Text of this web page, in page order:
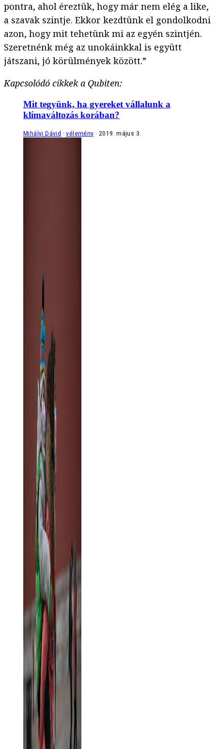
pontra, ahol éreztük, hogy már nem elég a like,
a szavak szintje. Ekkor kezdtünk el gondolkodni
azon, hogy mit tehetünk mi az egyén szintjén.
Szeretnénk még az unokáinkkal is együtt
játszani, jó körülmények között.”
Kapcsolódó cikkek a Qubiten:
Mit tegyünk, ha gyereket vállalunk a
klímaváltozás korában?
Mihályi Dávid vélemény 2019. május 3.